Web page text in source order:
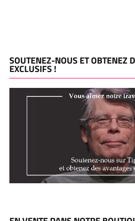
SOUTENEZ-NOUS ET OBTENEZ
EXCLUSIFS !